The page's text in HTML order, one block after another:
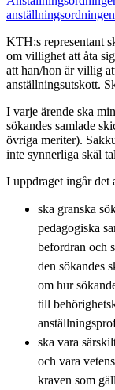
anställningsordningen
KTH:s representant
om villighet att åta
att han/hon är villig
anställningsutskott.
I varje ärende ska
sökandes samlade
övriga meriter).
inte synnerliga skäl
I uppdraget ingår det
ska granska
pedagogiska
befordran och
den sökandes
om hur
till
ska vara
och vara
kraven som